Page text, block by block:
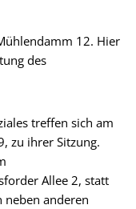
12. Hier
des
treffen sich am
zu ihrer Sitzung.
Allee 2, statt
anderen